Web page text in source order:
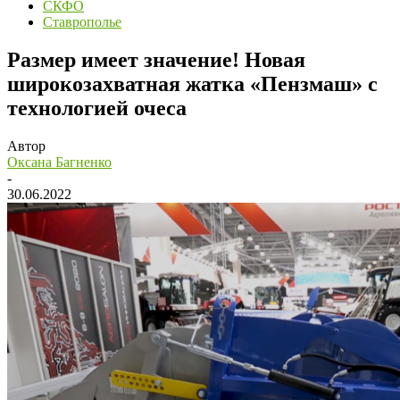
СКФО
Ставрополье
Размер имеет значение! Новая
широкозахватная жатка «Пензмаш» с
технологией очеса
Автор
Оксана Багненко
-
30.06.2022